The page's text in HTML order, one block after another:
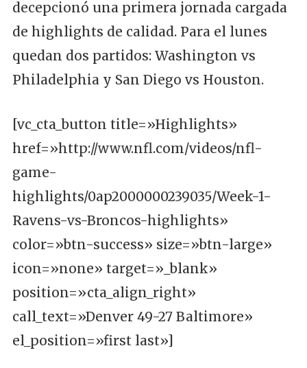
decepcionó una primera jornada cargada
de highlights de calidad. Para el lunes
quedan dos partidos: Washington vs
Philadelphia y San Diego vs Houston.
[vc_cta_button title=»Highlights»
href=»http://www.nfl.com/videos/nfl-
game-
highlights/0ap2000000239035/Week-1-
Ravens-vs-Broncos-highlights»
color=»btn-success» size=»btn-large»
icon=»none» target=»_blank»
position=»cta_align_right»
call_text=»Denver 49-27 Baltimore»
el_position=»first last»]